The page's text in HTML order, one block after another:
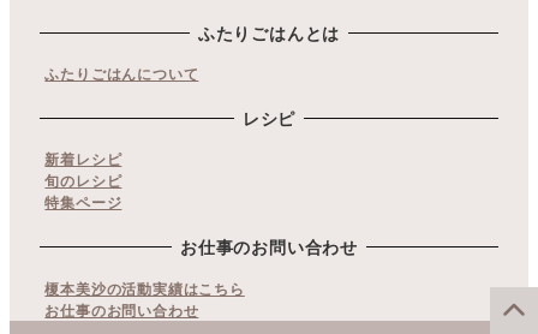
ふたりごはんとは
ふたりごはんについて
レシピ
新着レシピ
旬のレシピ
特集ページ
お仕事のお問い合わせ
榎本美沙の活動実績はこちら
お仕事のお問い合わせ